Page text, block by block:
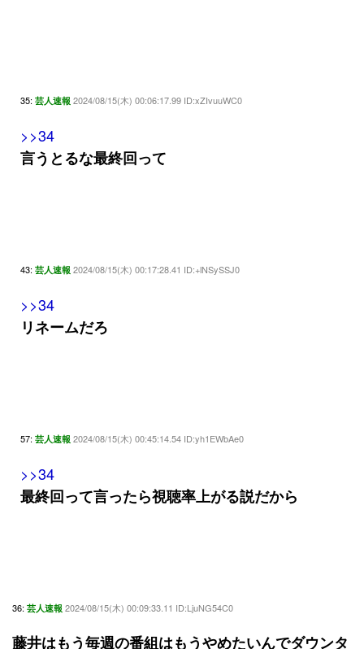
35: 芸人速報 2024/08/15(木) 00:06:17.99 ID:xZIvuuWC0
>>34
言うとるな最終回って
43: 芸人速報 2024/08/15(木) 00:17:28.41 ID:+lNSySSJ0
>>34
リネームだろ
57: 芸人速報 2024/08/15(木) 00:45:14.54 ID:yh1EWbAe0
>>34
最終回って言ったら視聴率上がる説だから
36: 芸人速報 2024/08/15(木) 00:09:33.11 ID:LjuNG54C0
藤井はもう毎週の番組はもうやめたいんでダウンタ